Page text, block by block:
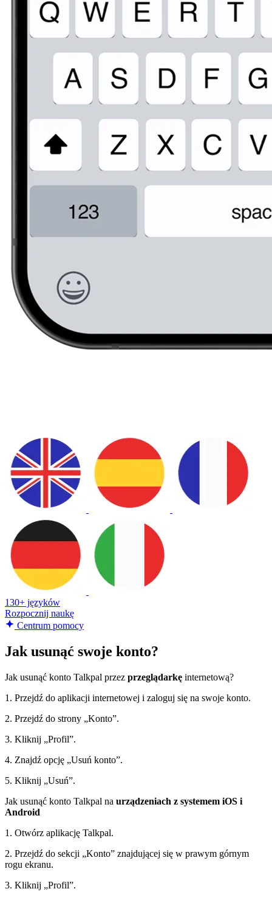
130+ języków
Rozpocznij naukę
Centrum pomocy
Jak usunąć swoje konto?
Jak usunąć konto Talkpal przez przeglądarkę internetową?
1. Przejdź do aplikacji internetowej i zaloguj się na swoje konto.
2. Przejdź do strony „Konto”.
3. Kliknij „Profil”.
4. Znajdź opcję „Usuń konto”.
5. Kliknij „Usuń”.
Jak usunąć konto Talkpal na urządzeniach z systemem iOS i
Android
1. Otwórz aplikację Talkpal.
2. Przejdź do sekcji „Konto” znajdującej się w prawym górnym
rogu ekranu.
3. Kliknij „Profil”.